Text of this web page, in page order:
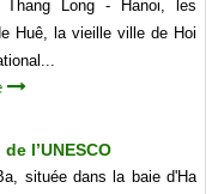
Thang Long - Hanoi, les
Huê, la vieille ville de Hoi
l’UNESCO
située dans la baie d'Ha